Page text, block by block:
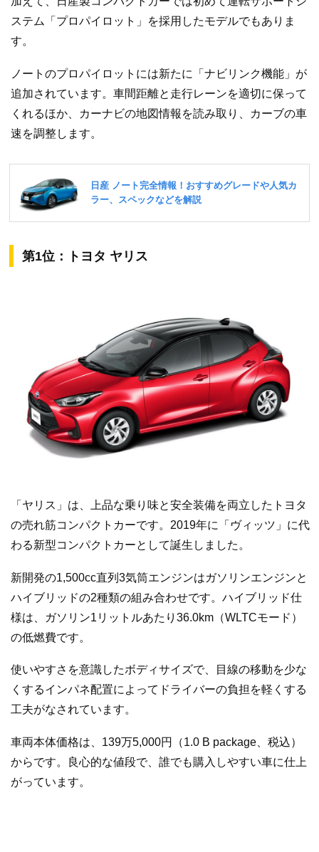
ステム「プロパイロット」を採用したモデルでもありま
す。
ノートのプロパイロットには新たに「ナビリンク機能」が
追加されています。車間距離と走行レーンを適切に保って
くれるほか、カーナビの地図情報を読み取り、カーブの車
速を調整します。
第1位：トヨタ ヤリス
「ヤリス」は、上品な乗り味と安全装備を両立したトヨタ
の売れ筋コンパクトカーです。2019年に「ヴィッツ」に代
わる新型コンパクトカーとして誕生しました。
新開発の1,500cc直列3気筒エンジンはガソリンエンジンと
ハイブリッドの2種類の組み合わせです。ハイブリッド仕
様は、ガソリン1リットルあたり36.0km（WLTCモード）
の低燃費です。
使いやすさを意識したボディサイズで、目線の移動を少な
くするインパネ配置によってドライバーの負担を軽くする
工夫がなされています。
車両本体価格は、139万5,000円（1.0 B package、税込）
からです。良心的な値段で、誰でも購入しやすい車に仕上
がっています。